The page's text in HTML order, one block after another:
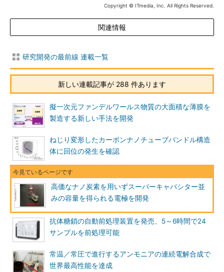
Copyright © ITmedia, Inc. All Rights Reserved.
関連情報
研究開発の最前線 連載一覧
新しい連載記事が 288 件あります
擬一次元ファンデルワールス物質の大面積な薄膜を
製造する新しい手法を開発
ねじり変形したカーボンナノチューブバンドル構造
体に回位の発生を確認
高価なナノ炭素を用いずスーパーキャパシター並
みの容量を得られる電極を開発
抗体糖鎖の自動前処理装置を発売、5～6時間で24
サンプルを前処理可能
常温／常圧で進行するアンモニアの連続電解合成で
世界最高性能を達成